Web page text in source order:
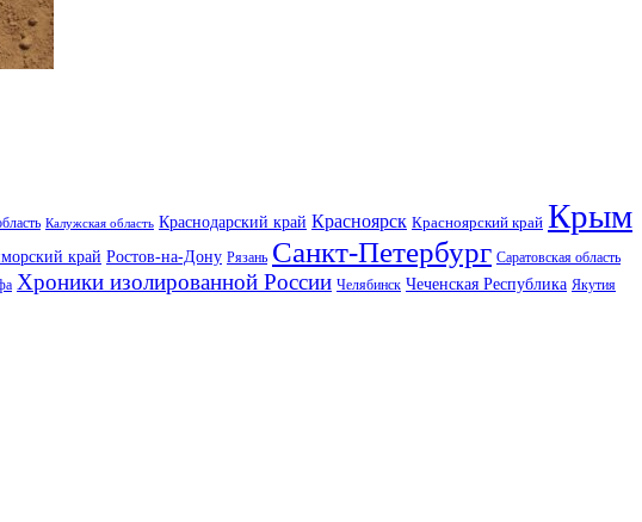
Калужская область Краснодарский край Красноярск Красноярский край Крым
край Ростов-на-Дону Рязань Санкт-Петербург Саратовская область
Хроники изолированной России Челябинск Чеченская Республика Якутия